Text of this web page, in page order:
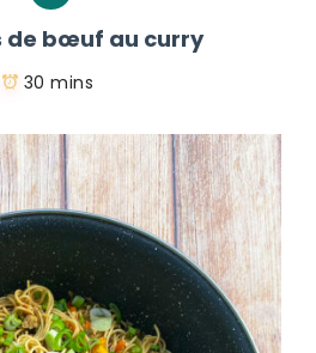
de bœuf au curry
30 mins